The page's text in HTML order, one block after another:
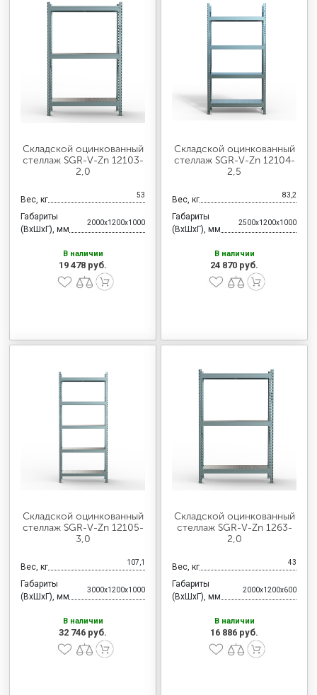
Складской оцинкованный
стеллаж SGR-V-Zn 12103-
2,0
Вес, кг 53
Габариты
(ВхШхГ), мм
2000x1200x1000
В наличии
19 478 руб.
Складской оцинкованный
стеллаж SGR-V-Zn 12104-
2,5
Вес, кг 83,2
Габариты
(ВхШхГ), мм
2500x1200x1000
В наличии
24 870 руб.
Складской оцинкованный
стеллаж SGR-V-Zn 12105-
3,0
Вес, кг 107,1
Габариты
(ВхШхГ), мм
3000x1200x1000
В наличии
32 746 руб.
Складской оцинкованный
стеллаж SGR-V-Zn 1263-
2,0
Вес, кг 43
Габариты
(ВхШхГ), мм
2000x1200x600
В наличии
16 886 руб.